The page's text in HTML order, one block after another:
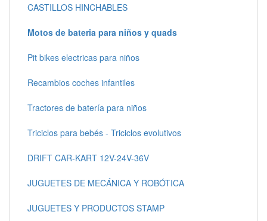
CASTILLOS HINCHABLES
Motos de bateria para niños y quads
Pit bikes electricas para niños
Recambios coches infantiles
Tractores de batería para niños
Triciclos para bebés - Triciclos evolutivos
DRIFT CAR-KART 12V-24V-36V
JUGUETES DE MECÁNICA Y ROBÓTICA
JUGUETES Y PRODUCTOS STAMP